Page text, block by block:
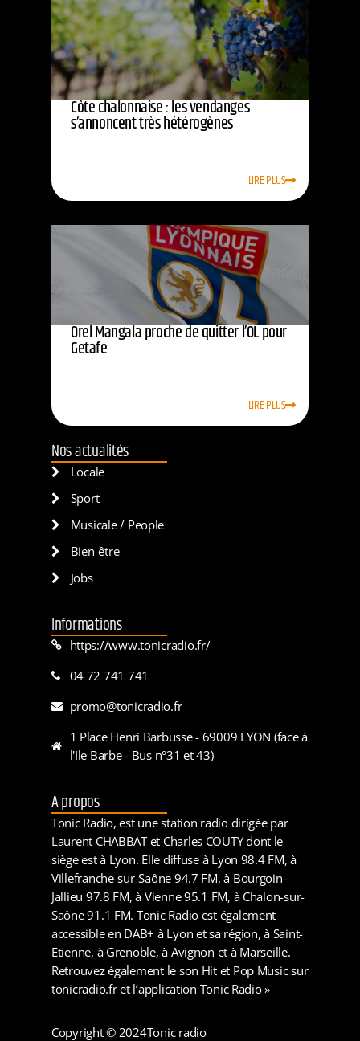
Côte chalonnaise : les vendanges
s’annoncent très hétérogènes
LIRE PLUS
Orel Mangala proche de quitter l’OL pour
Getafe
LIRE PLUS
Nos actualités
Locale
Sport
Musicale / People
Bien-être
Jobs
Informations
https://www.tonicradio.fr/
04 72 741 741
promo@tonicradio.fr
1 Place Henri Barbusse - 69009 LYON (face à
l'Ile Barbe - Bus n°31 et 43)
A propos
Tonic Radio, est une station radio dirigée par
Laurent CHABBAT et Charles COUTY dont le
siège est à Lyon. Elle diffuse à Lyon 98.4 FM, à
Villefranche-sur-Saône 94.7 FM, à Bourgoin-
Jallieu 97.8 FM, à Vienne 95.1 FM, à Chalon-sur-
Saône 91.1 FM. Tonic Radio est également
accessible en DAB+ à Lyon et sa région, à Saint-
Etienne, à Grenoble, à Avignon et à Marseille.
Retrouvez également le son Hit et Pop Music sur
tonicradio.fr et l’application Tonic Radio »
Copyright © 2024Tonic radio